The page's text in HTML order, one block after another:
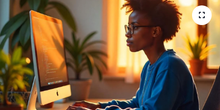
KADIN
SAĞLIK
SPOR
KÜLTÜR-SANAT
MAGAZİN